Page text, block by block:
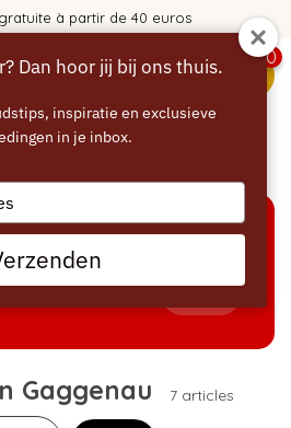
0
passen bij mijn
Gaggenau 7 articles
Dan hoor jij bij ons thuis.
inspiratie en exclusieve
in je inbox.